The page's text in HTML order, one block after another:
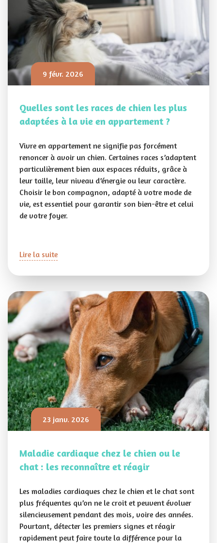
9 févr. 2026
Quelles sont les races de chien les plus
adaptées à la vie en appartement ?
Vivre en appartement ne signifie pas forcément
renoncer à avoir un chien. Certaines races s’adaptent
particulièrement bien aux espaces réduits, grâce à
leur taille, leur niveau d’énergie ou leur caractère.
Choisir le bon compagnon, adapté à votre mode de
vie, est essentiel pour garantir son bien-être et celui
de votre foyer.
Lire la suite
23 janv. 2026
Maladie cardiaque chez le chien ou le
chat : les reconnaître et réagir
Les maladies cardiaques chez le chien et le chat sont
plus fréquentes qu’on ne le croit et peuvent évoluer
silencieusement pendant des mois, voire des années.
Pourtant, détecter les premiers signes et réagir
rapidement peut faire toute la différence pour la